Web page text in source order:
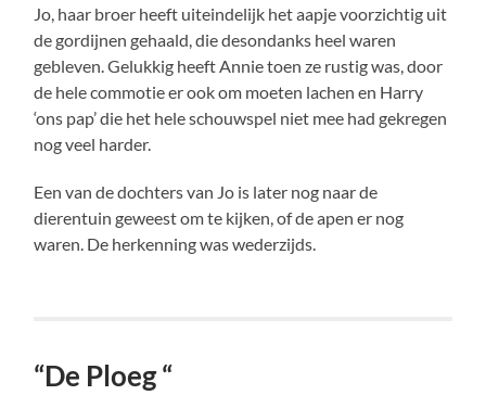
Jo, haar broer heeft uiteindelijk het aapje voorzichtig uit
de gordijnen gehaald, die desondanks heel waren
gebleven. Gelukkig heeft Annie toen ze rustig was, door
de hele commotie er ook om moeten lachen en Harry
‘ons pap’ die het hele schouwspel niet mee had gekregen
nog veel harder.
Een van de dochters van Jo is later nog naar de
dierentuin geweest om te kijken, of de apen er nog
waren. De herkenning was wederzijds.
“De Ploeg “